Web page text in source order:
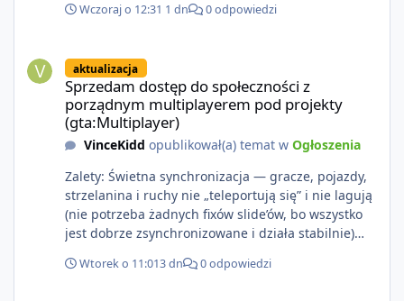
https://netflix.com/GTAVI Grand Theft Auto VI
Xbox Series X|S. Zamów przed premierą na stronie
https://www.rockstargames.com/VI.
Wczoraj o 12:31 1 dn 0 odpowiedzi
aktualizacja
Sprzedam dostęp do społeczności z
porządnym multiplayerem pod projekty
(gta:Multiplayer)
VinceKidd opublikował(a) temat w Ogłoszenia
Zalety: Świetna synchronizacja — gracze, pojazdy,
strzelanina i ruchy nie „teleportują się” i nie lagują
(nie potrzeba żadnych fixów slide’ów, bo wszystko
jest dobrze zsynchronizowane i działa stabilnie)
poziomie multiplayera Wygodne pisanie własnych
Wtorek o 11:013 dn 0 odpowiedzi